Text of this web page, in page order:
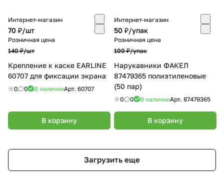
Интернет-магазин
70 ₽/шт
Розничная цена
140 ₽/шт
Крепление к каске EARLINE
60707 для фиксации экрана
0 0 В наличииАрт. 60707
В корзину
Интернет-магазин
50 ₽/упак
Розничная цена
100 ₽/упак
Нарукавники ФАКЕЛ
87479365 полиэтиленовые
(50 пар)
0 0 В наличииАрт. 87479365
В корзину
Загрузить еще